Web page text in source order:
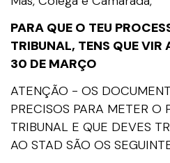
PARA QUE O TEU
TRIBUNAL, TENS QUE VIR
30 DE MARÇO
ATENÇÃO - OS
PRECISOS PARA METER O
TRIBUNAL E QUE DEVES
AO STAD SÃO OS